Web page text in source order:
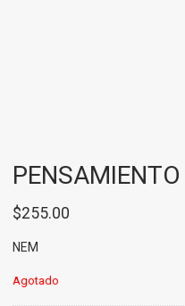
$255.00
NEM
Agotado